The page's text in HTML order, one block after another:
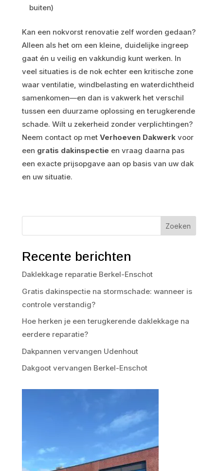
buiten)
Kan een nokvorst renovatie zelf worden gedaan?
Alleen als het om een kleine, duidelijke ingreep
gaat én u veilig en vakkundig kunt werken. In
veel situaties is de nok echter een kritische zone
waar ventilatie, windbelasting en waterdichtheid
samenkomen—en dan is vakwerk het verschil
tussen een duurzame oplossing en terugkerende
schade. Wilt u zekerheid zonder verplichtingen?
Neem contact op met Verhoeven Dakwerkvoor
een gratis dakinspectie en vraag daarna pas
een exacte prijsopgave aan op basis van uw dak
en uw situatie.
Zoeken
Recente berichten
Daklekkage reparatie Berkel-Enschot
Gratis dakinspectie na stormschade: wanneer is
controle verstandig?
Hoe herken je een terugkerende daklekkage na
eerdere reparatie?
Dakpannen vervangen Udenhout
Dakgoot vervangen Berkel-Enschot